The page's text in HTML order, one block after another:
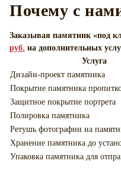
Почему с
Заказывая памятник «под
руб. на дополнительных
Услуга
Дизайн-проект памятника
Покрытие памятника
Защитное покрытие портрета
Полировка памятника
Ретушь фотографии на
Хранение памятника до
Упаковка памятника для